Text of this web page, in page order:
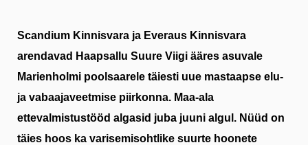
Scandium Kinnisvara ja Everaus Kinnisvara
arendavad Haapsallu Suure Viigi ääres asuvale
Marienholmi poolsaarele täiesti uue mastaapse elu-
ja vabaajaveetmise piirkonna. Maa-ala
ettevalmistustööd algasid juba juuni algul. Nüüd on
täies hoos ka varisemisohtlike suurte hoonete